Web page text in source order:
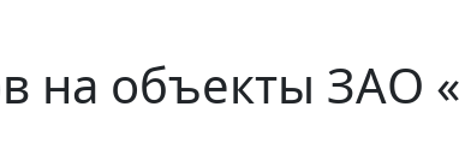
на объекты ЗАО